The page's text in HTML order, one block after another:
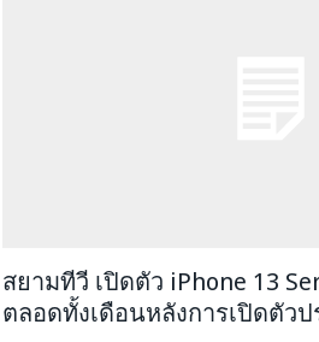
สยามทีวี เปิดตัว iPhone 13
ตลอดทั้งเดือนหลังการเปิดตัว